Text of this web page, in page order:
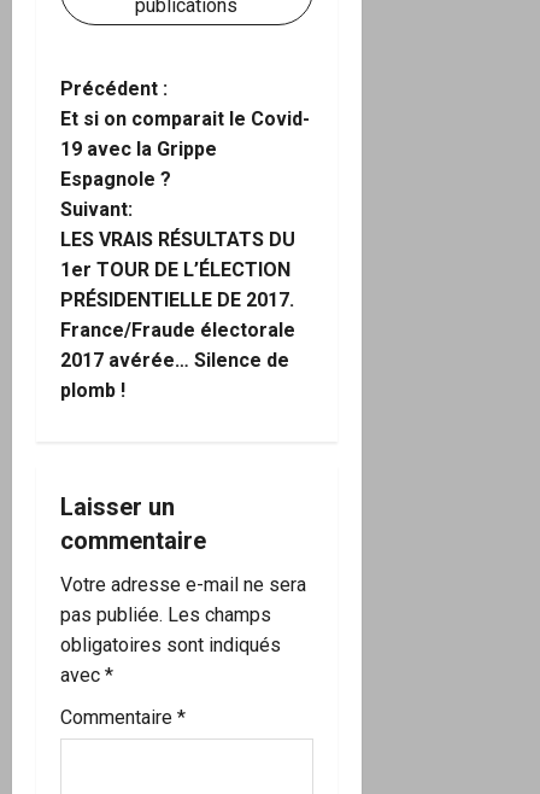
publications
N
a
v
i
g
a
t
o
n
d
’
a
Précédent :
Et si on comparait le Covid-
19 avec la Grippe
Espagnole ?
Suivant:
LES VRAIS RÉSULTATS DU
1er TOUR DE L’ÉLECTION
PRÉSIDENTIELLE DE 2017.
France/Fraude électorale
2017 avérée… Silence de
plomb !
Laisser un
commentaire
Votre adresse e-mail ne sera
pas publiée. Les champs
obligatoires sont indiqués
avec *
Commentaire *